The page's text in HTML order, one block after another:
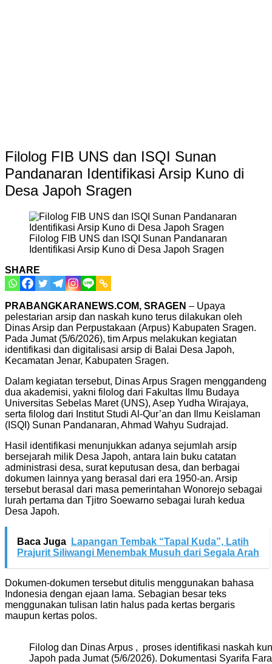
Filolog FIB UNS dan ISQI Sunan
Pandanaran Identifikasi Arsip Kuno di
Desa Japoh Sragen
Filolog FIB UNS dan ISQI Sunan Pandanaran
Identifikasi Arsip Kuno di Desa Japoh Sragen
SHARE
PRABANGKARANEWS.COM, SRAGEN – Upaya
pelestarian arsip dan naskah kuno terus dilakukan oleh
Dinas Arsip dan Perpustakaan (Arpus) Kabupaten Sragen.
Pada Jumat (5/6/2026), tim Arpus melakukan kegiatan
identifikasi dan digitalisasi arsip di Balai Desa Japoh,
Kecamatan Jenar, Kabupaten Sragen.
Dalam kegiatan tersebut, Dinas Arpus Sragen menggandeng
dua akademisi, yakni filolog dari Fakultas Ilmu Budaya
Universitas Sebelas Maret (UNS), Asep Yudha Wirajaya,
serta filolog dari Institut Studi Al-Qur’an dan Ilmu Keislaman
(ISQI) Sunan Pandanaran, Ahmad Wahyu Sudrajad.
Hasil identifikasi menunjukkan adanya sejumlah arsip
bersejarah milik Desa Japoh, antara lain buku catatan
administrasi desa, surat keputusan desa, dan berbagai
dokumen lainnya yang berasal dari era 1950-an. Arsip
tersebut berasal dari masa pemerintahan Wonorejo sebagai
lurah pertama dan Tjitro Soewarno sebagai lurah kedua
Desa Japoh.
Baca Juga
Lapangan Tembak “Tapal Kuda”, Latih
Prajurit Siliwangi Menembak Musuh dari Segala Arah
Dokumen-dokumen tersebut ditulis menggunakan bahasa
Indonesia dengan ejaan lama. Sebagian besar teks
menggunakan tulisan latin halus pada kertas bergaris
maupun kertas polos.
Filolog dan Dinas Arpus , proses identifikasi naskah
Japoh pada Jumat (5/6/2026). Dokumentasi Syarifa